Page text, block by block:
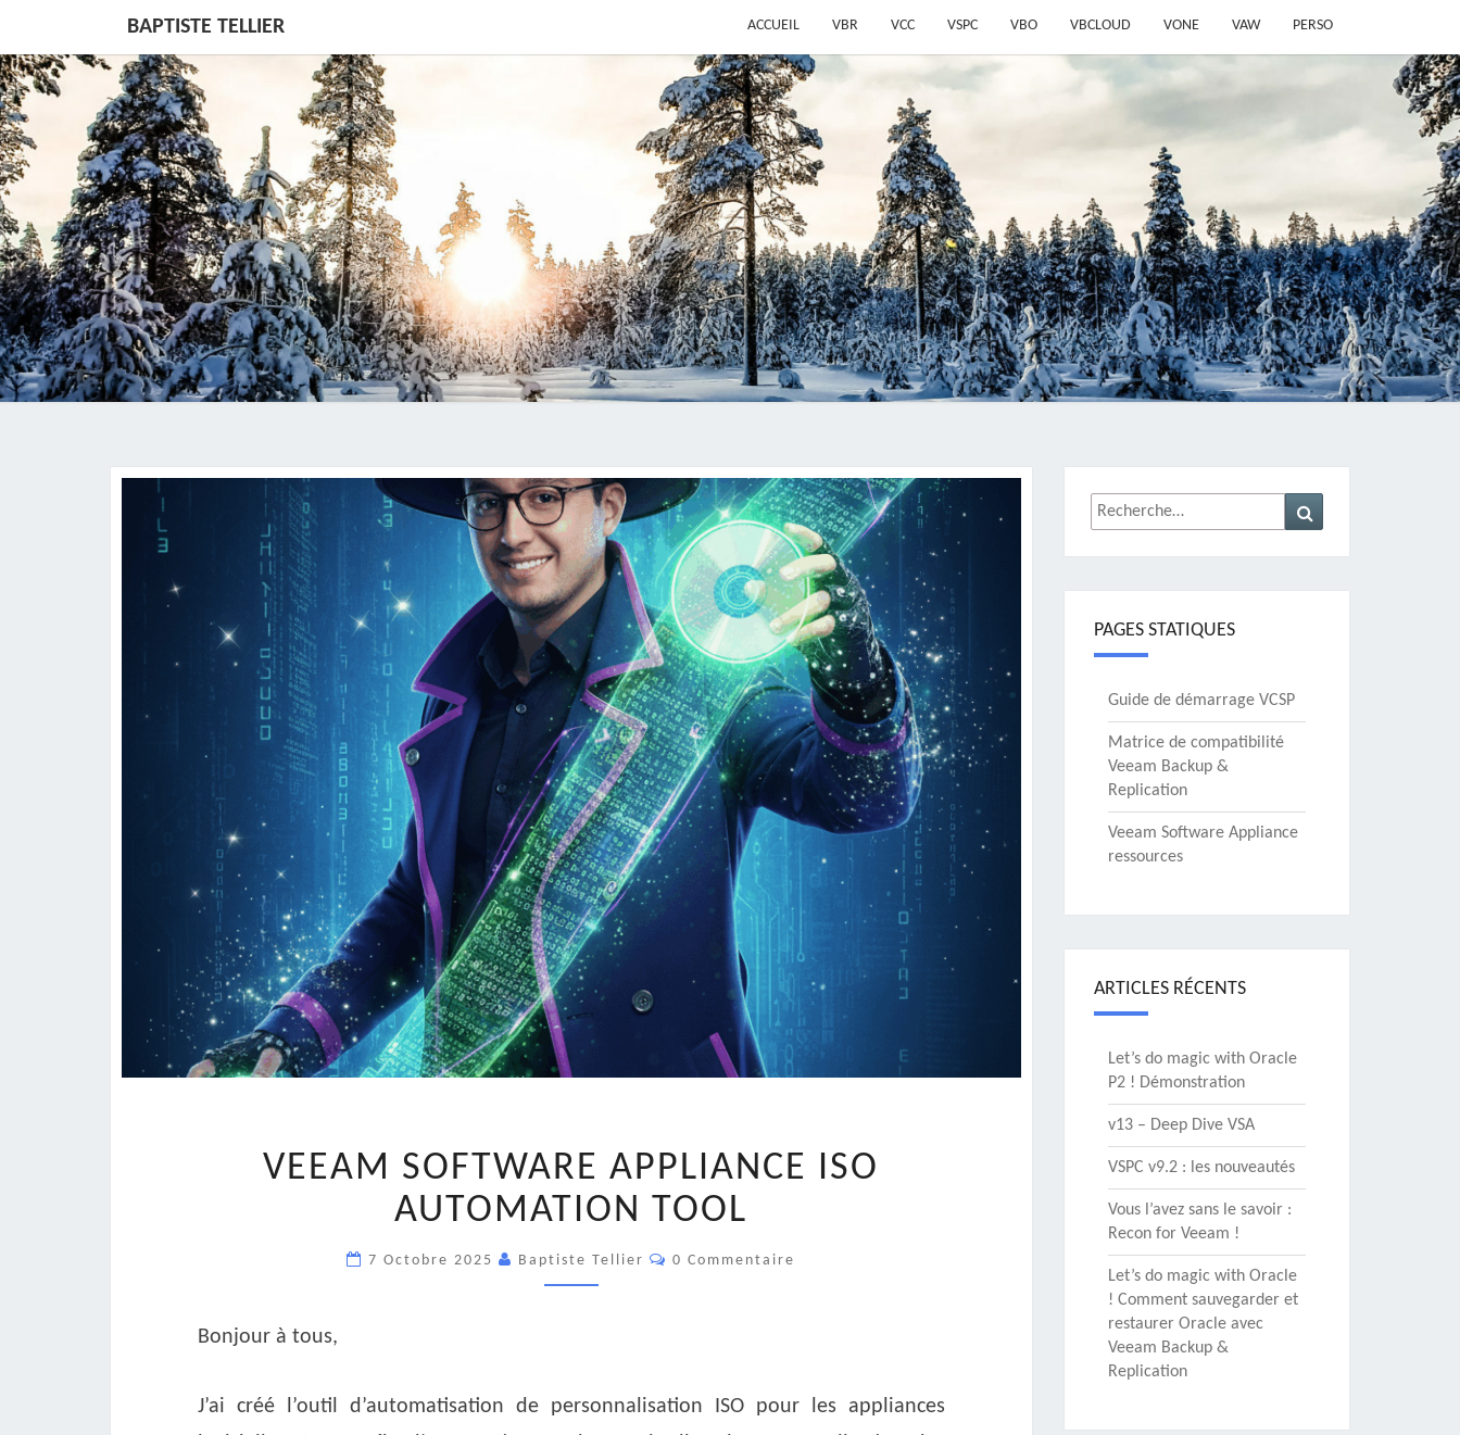
BAPTISTE TELLIER ACCUEIL VBR VCC VSPC VBO VBCLOUD VONE VAW PERSO
SOFTWARE
APPLIANCE
AUTOMATION
TOOL
VEEAM SOFTWARE APPLIANCE ISO
AUTOMATION TOOL
7 Octobre 2025 Baptiste Tellier Commentaires
0 Commentaire
Bonjour à tous,
J’ai créé l’outil d’automatisation de personnalisation ISO pour les appliances
Rechercher :
PAGES STATIQUES
Guide de démarrage VCSP
Matrice de compatibilité
Veeam Backup &
Replication
Veeam Software Appliance
ressources
ARTICLES RÉCENTS
Let’s do magic with Oracle
P2 ! Démonstration
v13 – Deep Dive VSA
VSPC v9.2 : les nouveautés
Vous l’avez sans le savoir :
Recon for Veeam !
Let’s do magic with Oracle
! Comment sauvegarder et
restaurer Oracle avec
Veeam Backup &
Replication